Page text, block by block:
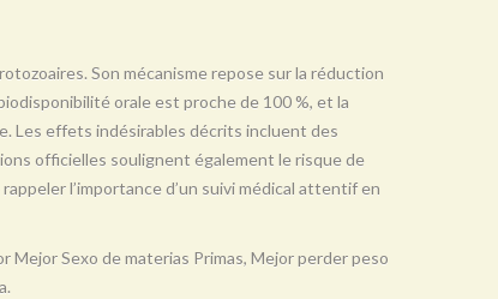
Son mécanisme repose sur la réduction
orale est proche de 100 %, et la
Les effets indésirables décrits incluent des
officielles soulignent également le risque de
l’importance d’un suivi médical attentif en
Mejor Sexo de materias Primas, Mejor perder peso